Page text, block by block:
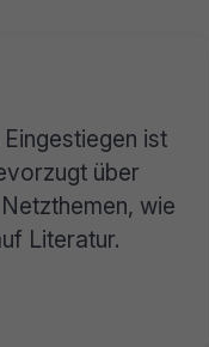
ist
über
wie
Literatur.